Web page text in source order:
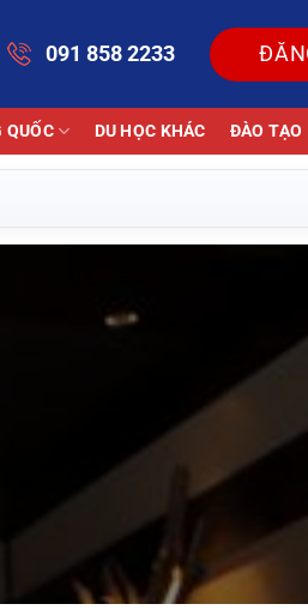
091 858 2233
QUỐC DU HỌC KHÁC ĐÀO TẠO